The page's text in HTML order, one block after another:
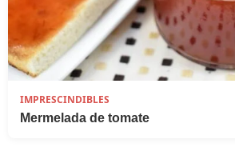
IMPRESCINDIBLES
Mermelada de tomate